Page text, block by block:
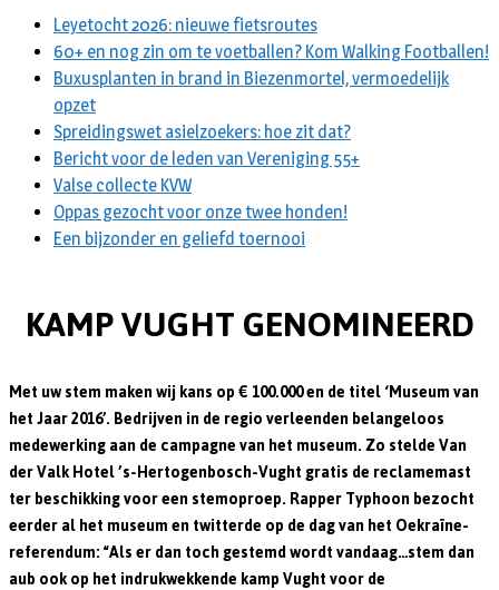
Leyetocht 2026: nieuwe fietsroutes
60+ en nog zin om te voetballen? Kom Walking Footballen!
Buxusplanten in brand in Biezenmortel, vermoedelijk
opzet
Spreidingswet asielzoekers: hoe zit dat?
Bericht voor de leden van Vereniging 55+
Valse collecte KVW
Oppas gezocht voor onze twee honden!
Een bijzonder en geliefd toernooi
KAMP VUGHT GENOMINEERD
Met uw stem maken wij kans op € 100.000 en de titel ‘Museum van
het Jaar 2016’. Bedrijven in de regio verleenden belangeloos
medewerking aan de campagne van het museum. Zo stelde Van
der Valk Hotel ’s-Hertogenbosch-Vught gratis de reclamemast
ter beschikking voor een stemoproep. Rapper Typhoon bezocht
eerder al het museum en twitterde op de dag van het Oekraïne-
referendum: “Als er dan toch gestemd wordt vandaag…stem dan
aub ook op het indrukwekkende kamp Vught voor de